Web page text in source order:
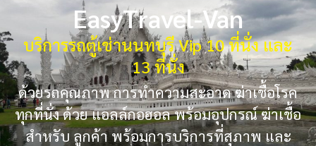
EasyTravel-Van
บริการรถตู้เช่านนทบุรี Vip 10 ที่นั่ง และ
13 ที่นั่ง
ด้วยรถคุณภาพ การทำความสะอาด ฆ่าเชื้อโรค
ทุกที่นั่ง ด้วย แอลล์กอฮอล พร้อมอุปกรณ์ ฆ่าเชื้อ
สำหรับ ลูกค้า พร้อมการบริการที่สุภาพ และ